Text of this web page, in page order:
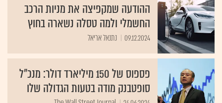
ההודעה שמקפיצה את מניות הרכב
החשמלי ולמה טסלה נשארה בחוץ
09.12.2024 נתנאל אריאל
פספוס של 150 מיליארד דולר: מנכ"ל
סופטבנק מודה בטעות הגדולה שלו